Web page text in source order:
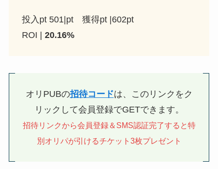
投入pt 501|pt 獲得pt |602pt
ROI | 20.16%
オリPUBの招待コードは、このリンクをク
リックして会員登録でGETできます。
招待リンクから会員登録＆SMS認証完了すると特
別オリパが引けるチケット3枚プレゼント